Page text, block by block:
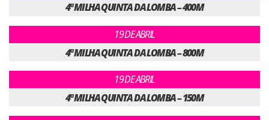
4ª MILHA QUINTA DA LOMBA – 400M
19 DE ABRIL
4ª MILHA QUINTA DA LOMBA – 800M
19 DE ABRIL
4ª MILHA QUINTA DA LOMBA – 150M